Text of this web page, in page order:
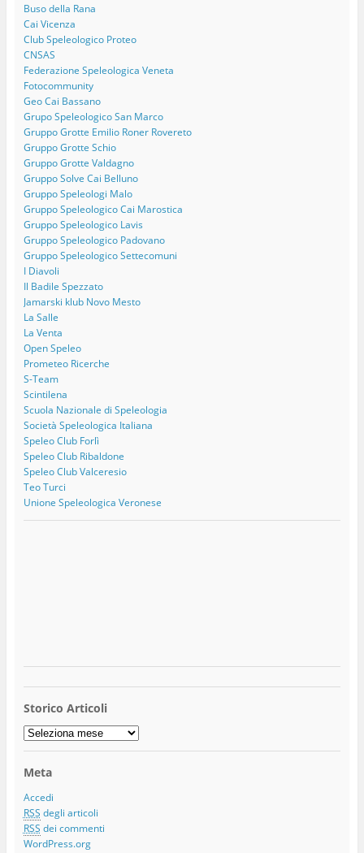
Buso della Rana
Cai Vicenza
Club Speleologico Proteo
CNSAS
Federazione Speleologica Veneta
Fotocommunity
Geo Cai Bassano
Grupo Speleologico San Marco
Gruppo Grotte Emilio Roner Rovereto
Gruppo Grotte Schio
Gruppo Grotte Valdagno
Gruppo Solve Cai Belluno
Gruppo Speleologi Malo
Gruppo Speleologico Cai Marostica
Gruppo Speleologico Lavis
Gruppo Speleologico Padovano
Gruppo Speleologico Settecomuni
I Diavoli
Il Badile Spezzato
Jamarski klub Novo Mesto
La Salle
La Venta
Open Speleo
Prometeo Ricerche
S-Team
Scintilena
Scuola Nazionale di Speleologia
Società Speleologica Italiana
Speleo Club Forlì
Speleo Club Ribaldone
Speleo Club Valceresio
Teo Turci
Unione Speleologica Veronese
Storico Articoli
Storico
Articoli
Meta
Accedi
RSS degli articoli
RSS dei commenti
WordPress.org